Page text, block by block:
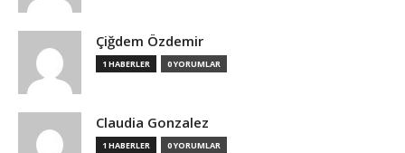
Çiğdem Özdemir
1 HABERLER 0 YORUMLAR
Claudia Gonzalez
1 HABERLER 0 YORUMLAR